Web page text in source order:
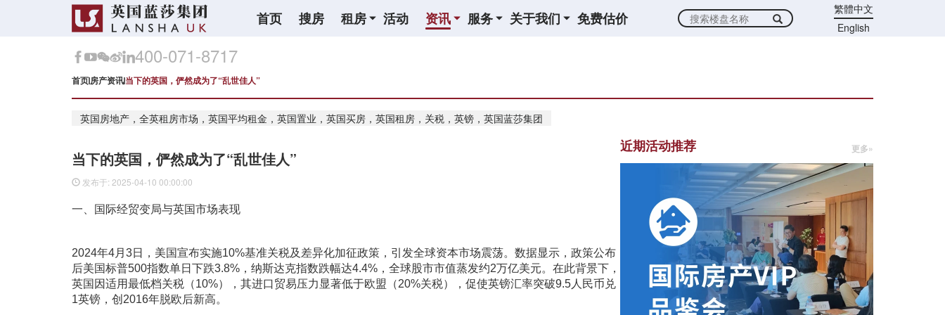
首页 搜房 租房 活动 资讯 服务 关于我们 免费估价
繁體中文
English
400-071-8717
首页房产资讯当下的英国，俨然成为了“乱世佳人”
英国房地产，全英租房市场，英国平均租金，英国置业，英国买房，英国租房，关税，英镑，英国蓝莎集团
当下的英国，俨然成为了“乱世佳人”
发布于: 2025-04-10 00:00:00
一、国际经贸变局与英国市场表现
2024年4月3日，美国宣布实施10%基准关税及差异化加征政策，引发全球资本市场震荡。数据显示，政策公布
后美国标普500指数单日下跌3.8%，纳斯达克指数跌幅达4.4%，全球股市市值蒸发约2万亿美元。在此背景下，
英国因适用最低档关税（10%），其进口贸易压力显著低于欧盟（20%关税），促使英镑汇率突破9.5人民币兑
1英镑，创2016年脱欧后新高。
近期活动推荐 更多»